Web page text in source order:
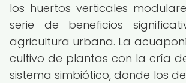
los huertos verticales
serie de beneficios
agricultura urbana. La
cultivo de plantas con la cría
sistema simbiótico, donde los